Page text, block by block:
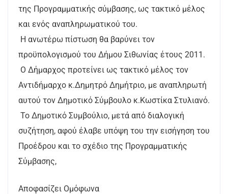
της Προγραμματικής σύμβασης, ως τακτικό μέλος
και ενός αναπληρωματικού του.
Η ανωτέρω πίστωση θα βαρύνει τον
προϋπολογισμού του Δήμου Σιθωνίας έτους 2011.
Ο Δήμαρχος προτείνει ως τακτικό μέλος τον
Αντιδήμαρχο κ.Δημητρό Δημήτριο, με αναπληρωτή
αυτού τον Δημοτικό Σύμβουλο κ.Κωστίκα Στυλιανό.
Το Δημοτικό Συμβούλιο, μετά από διαλογική
συζήτηση, αφού έλαβε υπόψη του την εισήγηση του
Προέδρου και το σχέδιο της Προγραμματικής
Σύμβασης,
Αποφασίζει Ομόφωνα